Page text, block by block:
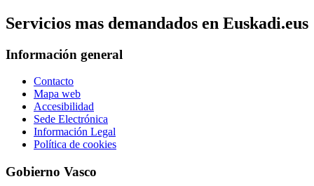
Servicios mas demandados en Euskadi.eus
Información general
Contacto
Mapa web
Accesibilidad
Sede Electrónica
Información Legal
Política de cookies
Gobierno Vasco